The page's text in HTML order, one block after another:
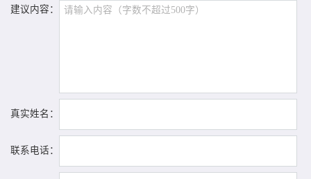
建议内容：
真实姓名：
联系电话：